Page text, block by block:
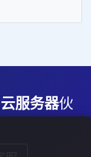
云服务器伙